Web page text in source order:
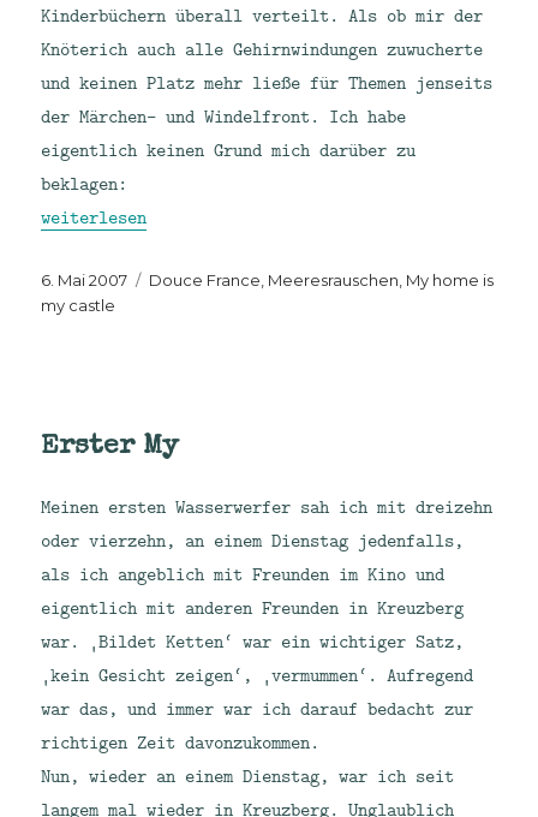
Kinderbüchern überall verteilt. Als ob mir der
Knöterich auch alle Gehirnwindungen zuwucherte
und keinen Platz mehr ließe für Themen jenseits
der Märchen- und Windelfront. Ich habe
eigentlich keinen Grund mich darüber zu
beklagen:
„Dornröschen“
weiterlesen
Veröffentlicht
am
6. Mai 2007 Kategorien
Douce France Meeresrauschen My home is
my castle
Erster My
Meinen ersten Wasserwerfer sah ich mit dreizehn
oder vierzehn, an einem Dienstag jedenfalls,
als ich angeblich mit Freunden im Kino und
eigentlich mit anderen Freunden in Kreuzberg
war. ‚Bildet Ketten‘ war ein wichtiger Satz,
‚kein Gesicht zeigen‘, ‚vermummen‘. Aufregend
war das, und immer war ich darauf bedacht zur
richtigen Zeit davonzukommen.
Nun, wieder an einem Dienstag, war ich seit
langem mal wieder in Kreuzberg. Unglaublich